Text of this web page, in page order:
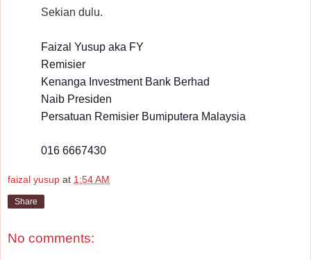
Sekian dulu.
Faizal Yusup aka FY
Remisier
Kenanga Investment Bank Berhad
Naib Presiden
Persatuan Remisier Bumiputera Malaysia
016 6667430
faizal yusup at 1:54 AM
Share
No comments: